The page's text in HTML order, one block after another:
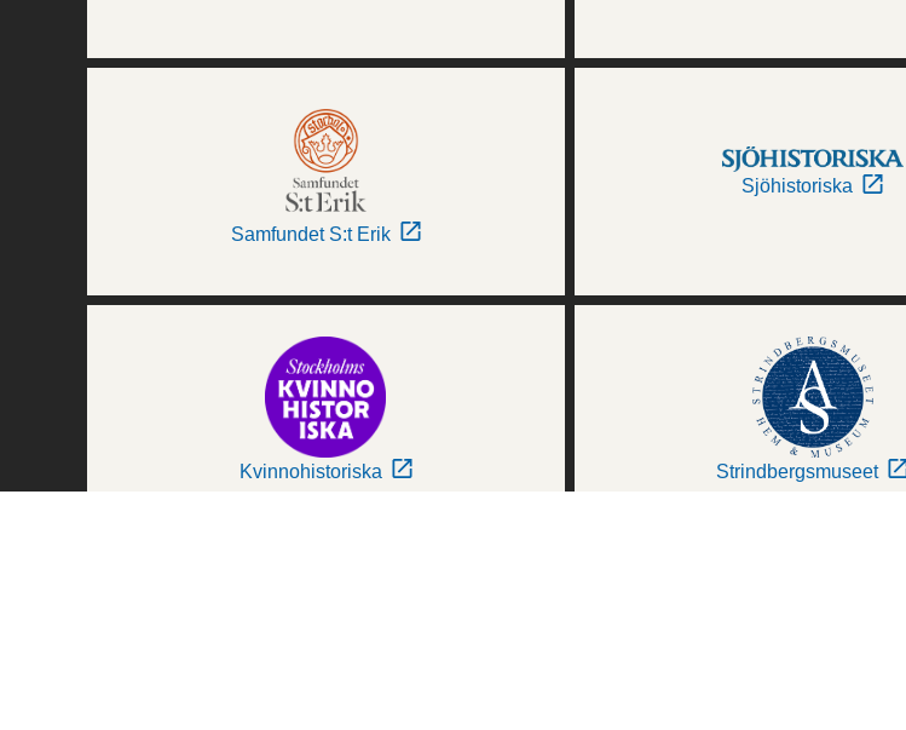
Samfundet S:t Erik
Sjöhistoriska
Kvinnohistoriska Strindbergsmuseet